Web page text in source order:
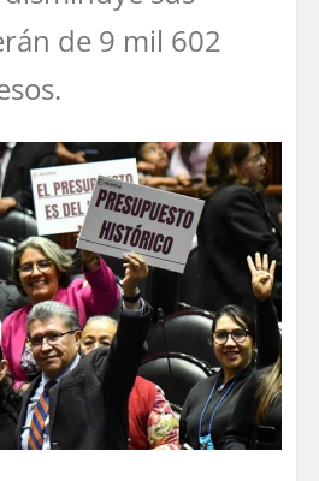
de 9 mil 602